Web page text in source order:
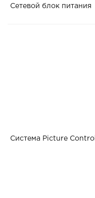
Сетевой блок питания
Система Picture Control